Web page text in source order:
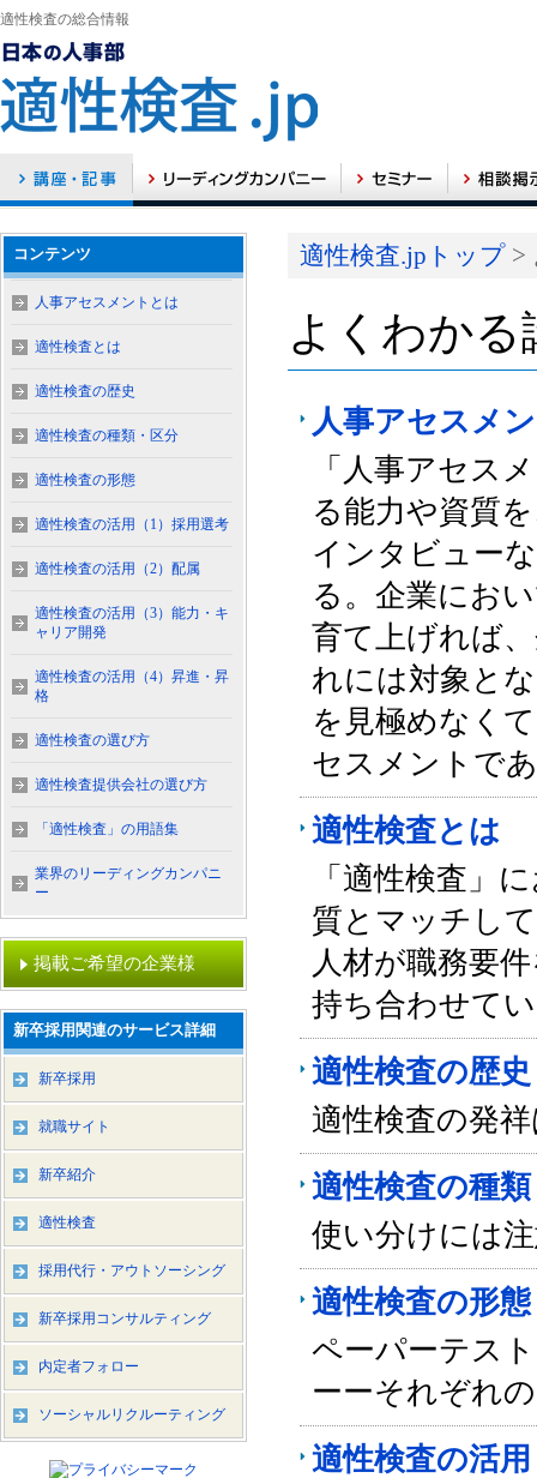
適性検査の総合情報
適性検査.jpトップ >
よくわかる
人事アセスメ
「人事アセス
る能力や資質
インタビュー
る。企業にお
育て上げれば
れには対象と
を見極めなく
セスメントで
適性検査とは
「適性検査」
質とマッチし
人材が職務要
持ち合わせて
適性検査の歴史
適性検査の発
適性検査の種
使い分けには
適性検査の形態
ペーパーテス
ーーそれぞれ
適性検査の活
コンテンツ
人事アセスメントとは
適性検査とは
適性検査の歴史
適性検査の種類・区分
適性検査の形態
適性検査の活用（1）採用選考
適性検査の活用（2）配属
適性検査の活用（3）能力・キ
ャリア開発
適性検査の活用（4）昇進・昇
格
適性検査の選び方
適性検査提供会社の選び方
「適性検査」の用語集
業界のリーディングカンパニ
ー
掲載ご希望の企業様
新卒採用関連のサービス詳細
新卒採用
就職サイト
新卒紹介
適性検査
採用代行・アウトソーシング
新卒採用コンサルティング
内定者フォロー
ソーシャルリクルーティング